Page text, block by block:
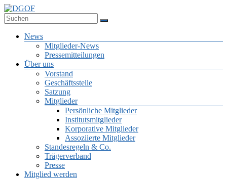
Zum
Inhalt
springen
Deutsche Gesellschaft für Online-Forschung e.V.
Menü
News
Mitglieder-News
Pressemitteilungen
Über uns
Vorstand
Geschäftsstelle
Satzung
Mitglieder
Persönliche Mitglieder
Institutsmitglieder
Korporative Mitglieder
Assoziierte Mitglieder
Standesregeln & Co.
Trägerverband
Presse
Mitglied werden